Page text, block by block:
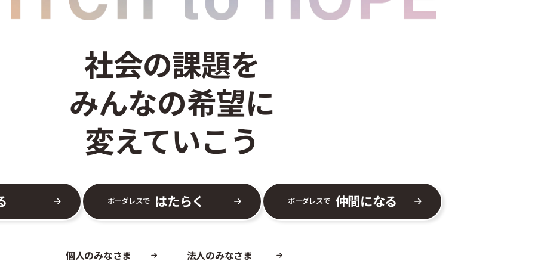
社会の課題を
みんなの希望に
変えていこう
ボーダレスで はたらく ボーダレスで 仲間になる
個人のみなさま 法人のみなさま